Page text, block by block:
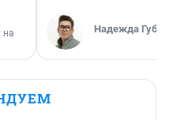
на
Надежда